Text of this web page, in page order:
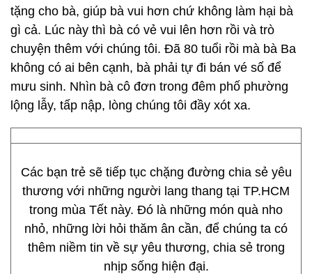
tặng cho bà, giúp bà vui hơn chứ không làm hại bà
gì cả. Lúc này thì bà có vẻ vui lên hơn rồi và trò
chuyện thêm với chúng tôi. Ðã 80 tuổi rồi mà bà Ba
không có ai bên cạnh, bà phải tự đi bán vé số để
mưu sinh. Nhìn bà cô đơn trong đêm phố phường
lộng lẫy, tấp nập, lòng chúng tôi đầy xót xa.
Các bạn trẻ sẽ tiếp tục chặng đường chia sẻ yêu
thương với những người lang thang tại TP.HCM
trong mùa Tết này. Đó là những món quà nho
nhỏ, những lời hỏi thăm ân cần, để chúng ta có
thêm niềm tin về sự yêu thương, chia sẻ trong
nhịp sống hiện đại.